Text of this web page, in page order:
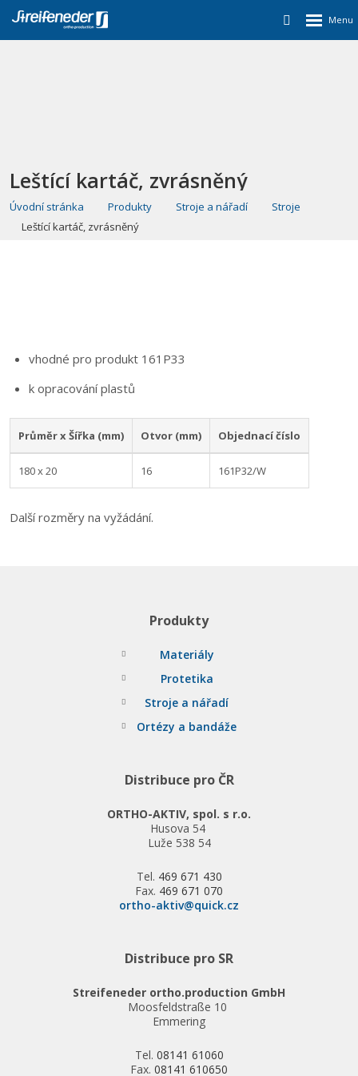
Leštící kartáč, zvrásněný
Úvodní stránka Produkty Stroje a nářadí
Stroje
Leštící kartáč, zvrásněný
vhodné pro produkt 161P33
k opracování plastů
Průměr x Šířka (mm) Otvor (mm) Objednací číslo
180 x 20 16 161P32/W
Další rozměry na vyžádání.
Produkty
Materiály
Protetika
Stroje a nářadí
Ortézy a bandáže
Distribuce pro ČR
ORTHO-AKTIV, spol. s r.o.
Husova 54
Luže 538 54
Tel. 469 671 430
Fax. 469 671 070
ortho-aktiv@quick.cz
Distribuce pro SR
Streifeneder ortho.production GmbH
Moosfeldstraße 10
Emmering
Tel. 08141 61060
Fax. 08141 610650